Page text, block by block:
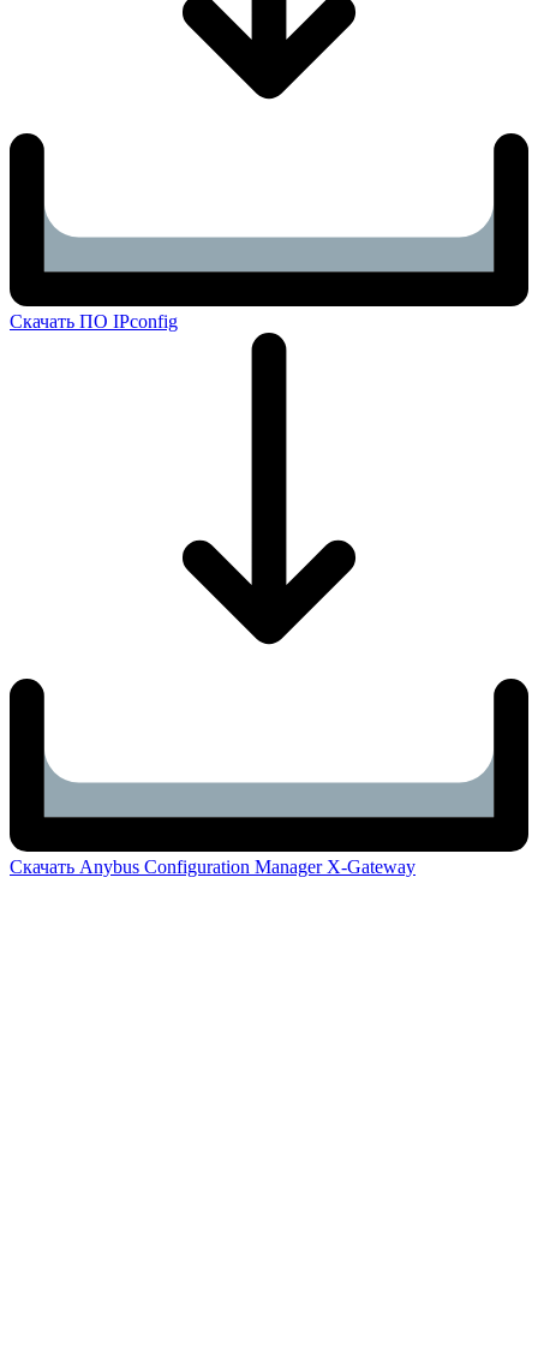
Скачать ПО IPconfig
Скачать Anybus Configuration Manager X-Gateway